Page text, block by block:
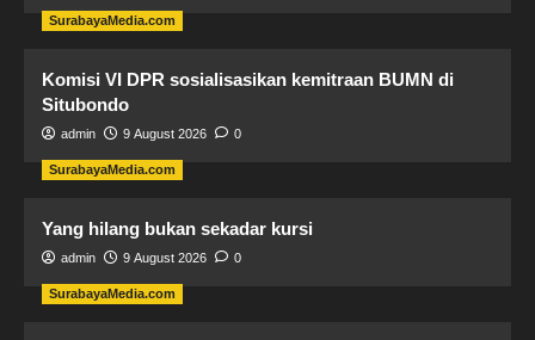
SurabayaMedia.com
Komisi VI DPR sosialisasikan kemitraan BUMN di
Situbondo
admin 9 August 2026 0
SurabayaMedia.com
Yang hilang bukan sekadar kursi
admin 9 August 2026 0
SurabayaMedia.com